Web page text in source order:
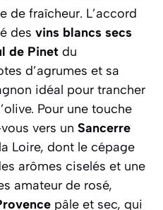
de fraîcheur. L’accord
des vins blancs secs
de Pinet du
d’agrumes et sa
idéal pour trancher
Pour une touche
vers un Sancerre
Loire, dont le cépage
arômes ciselés et une
amateur de rosé,
pâle et sec, qui